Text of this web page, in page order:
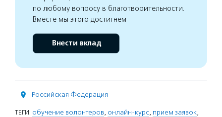
по любому вопросу в благотворительности.
Вместе мы этого достигнем
Внести вклад
Российская Федерация
ТЕГИ: обучение волонтеров, онлайн-курс, прием заявок,